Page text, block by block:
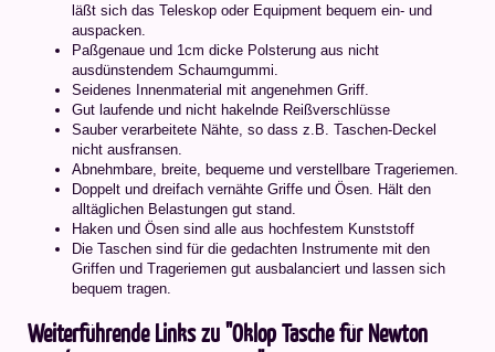
läßt sich das Teleskop oder Equipment bequem ein- und
auspacken.
Paßgenaue und 1cm dicke Polsterung aus nicht
ausdünstendem Schaumgummi.
Seidenes Innenmaterial mit angenehmen Griff.
Gut laufende und nicht hakelnde Reißverschlüsse
Sauber verarbeitete Nähte, so dass z.B. Taschen-Deckel
nicht ausfransen.
Abnehmbare, breite, bequeme und verstellbare Trageriemen.
Doppelt und dreifach vernähte Griffe und Ösen. Hält den
alltäglichen Belastungen gut stand.
Haken und Ösen sind alle aus hochfestem Kunststoff
Die Taschen sind für die gedachten Instrumente mit den
Griffen und Trageriemen gut ausbalanciert und lassen sich
bequem tragen.
Weiterführende Links zu "Oklop Tasche für Newton